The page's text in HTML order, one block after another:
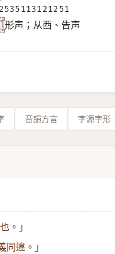
形声；从酉、告声
音韻方言 字源字形
。」
同違。」